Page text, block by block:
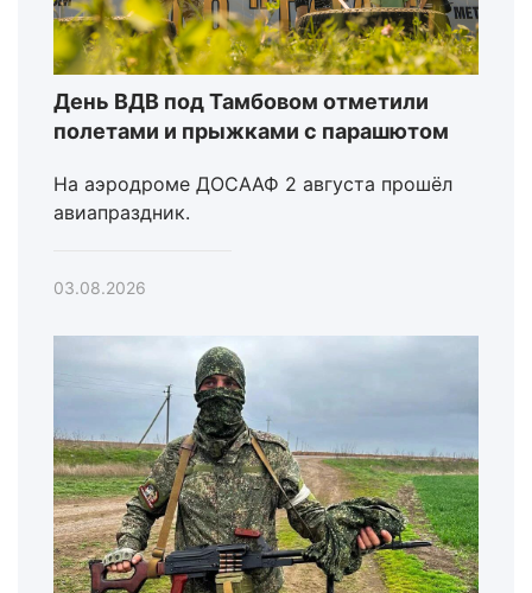
День ВДВ под Тамбовом отметили
полетами и прыжками с парашютом
На аэродроме ДОСААФ 2 августа прошёл
авиапраздник.
03.08.2026